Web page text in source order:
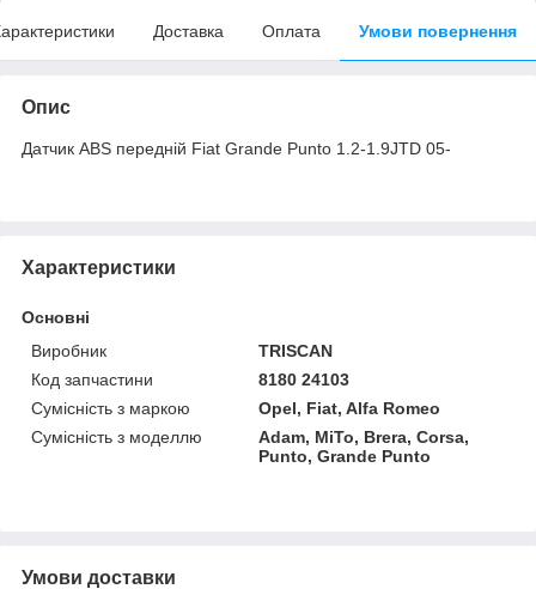
Доставка Оплата Умови повернення
Опис
Датчик ABS передній Fiat Grande Punto 1.2-1.9JTD 05-
Характеристики
Основні
Виробник
TRISCAN
Код запчастини
8180 24103
Сумісність з маркою
Opel, Fiat, Alfa Romeo
Сумісність з моделлю
Adam, MiTo, Brera, Corsa,
Punto, Grande Punto
Умови доставки